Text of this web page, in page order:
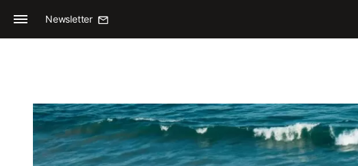
Newsletter